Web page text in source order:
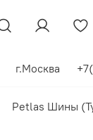
Petlas Шины